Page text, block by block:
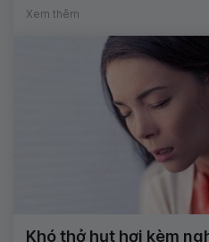
Xem thêm
Khó thở hụt hơi kèm